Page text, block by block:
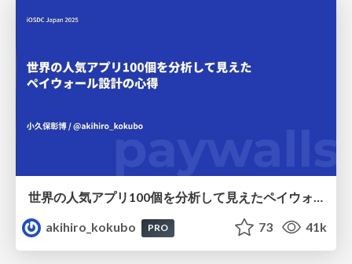
世界の人気アプリ100個を分析して見えたペイウォール設計の心得
akihiro_kokubo
PRO 73 41k